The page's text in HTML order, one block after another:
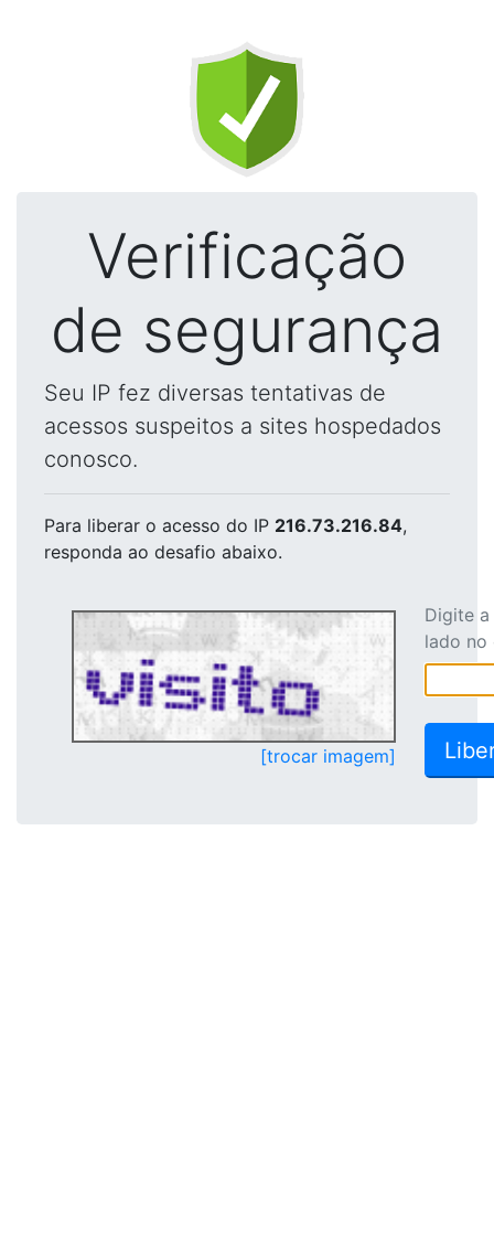
Verificação
de segurança
Seu IP fez diversas tentativas de
acessos suspeitos a sites hospedados
conosco.
Para liberar o acesso do IP 216.73.216.84,
responda ao desafio abaixo.
[trocar imagem]
Digite
lado no